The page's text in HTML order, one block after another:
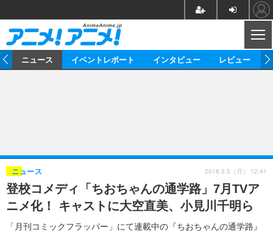
ゲーム グッズ
イベント 海外
海外イベント ビジネス
俳優・タレント アーティスト
ビジネス
アニメ 実写
書評 イベント
動画
ニュース イベントレポート インタビュー レビュー
登校コメディ「ちおちゃんの通学路」7月TVア
ニメ化！ キャストに大空直美、小見川千明ら
「月刊コミックフラッパー」にて連載中の『ちおちゃんの通学路』
ニュース 2018.3.5（月） 12:41